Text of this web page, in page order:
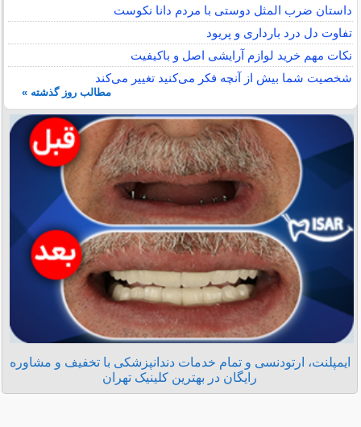
داستان ضرب المثل دوستی با مردم دانا نكوست
تفاوت دل درد بارداری و پریود
نکات مهم خرید لوازم آرایشی اصل و باکیفیت
شخصیت شما بیش از آنچه فکر می‌کنید تغییر می‌کند
مطالب روز گذشته »
ایمپلنت، ارتودنسی و تمام خدمات دندانپزشکی با تخفیف و مشاوره
رایگان در بهترین کلینیک تهران